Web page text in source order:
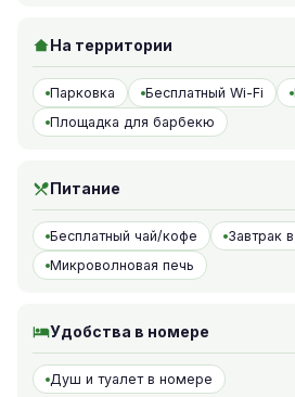
На территории
Парковка Бесплатный Wi-Fi
Площадка для барбекю
Питание
Бесплатный чай/кофе Завтрак
Микроволновая печь
Удобства в номере
Душ и туалет в номере